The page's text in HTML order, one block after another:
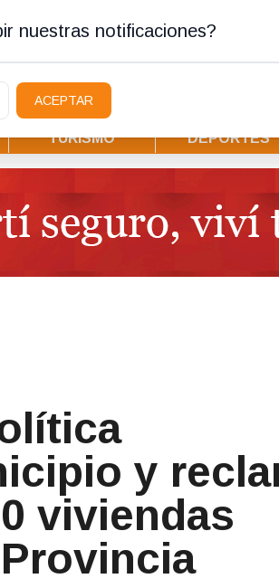
TURISMO DEPORTES
y
viviendas
nuestras notificaciones?
ACEPTAR